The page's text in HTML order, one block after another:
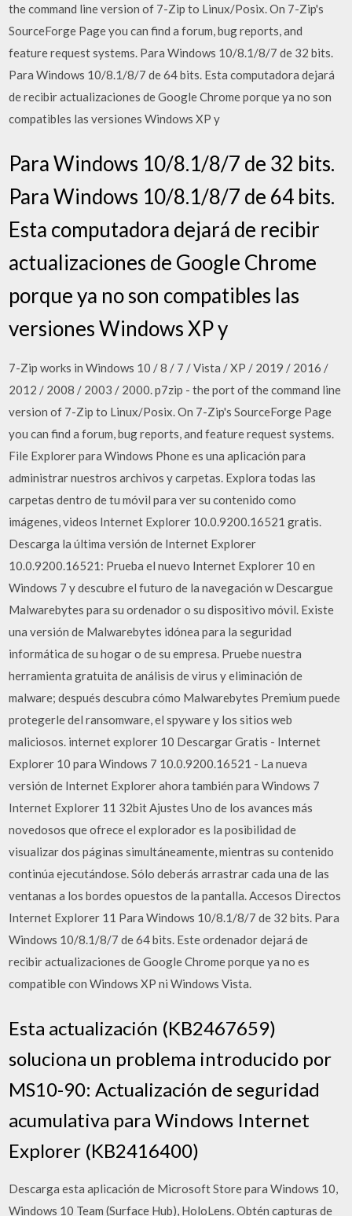
the command line version of 7-Zip to Linux/Posix. On 7-Zip's
SourceForge Page you can find a forum, bug reports, and
feature request systems. Para Windows 10/8.1/8/7 de 32 bits.
Para Windows 10/8.1/8/7 de 64 bits. Esta computadora dejará
de recibir actualizaciones de Google Chrome porque ya no son
compatibles las versiones Windows XP y
Para Windows 10/8.1/8/7 de 32 bits.
Para Windows 10/8.1/8/7 de 64 bits.
Esta computadora dejará de recibir
actualizaciones de Google Chrome
porque ya no son compatibles las
versiones Windows XP y
7-Zip works in Windows 10 / 8 / 7 / Vista / XP / 2019 / 2016 /
2012 / 2008 / 2003 / 2000. p7zip - the port of the command line
version of 7-Zip to Linux/Posix. On 7-Zip's SourceForge Page
you can find a forum, bug reports, and feature request systems.
File Explorer para Windows Phone es una aplicación para
administrar nuestros archivos y carpetas. Explora todas las
carpetas dentro de tu móvil para ver su contenido como
imágenes, videos Internet Explorer 10.0.9200.16521 gratis.
Descarga la última versión de Internet Explorer
10.0.9200.16521: Prueba el nuevo Internet Explorer 10 en
Windows 7 y descubre el futuro de la navegación w Descargue
Malwarebytes para su ordenador o su dispositivo móvil. Existe
una versión de Malwarebytes idónea para la seguridad
informática de su hogar o de su empresa. Pruebe nuestra
herramienta gratuita de análisis de virus y eliminación de
malware; después descubra cómo Malwarebytes Premium puede
protegerle del ransomware, el spyware y los sitios web
maliciosos. internet explorer 10 Descargar Gratis - Internet
Explorer 10 para Windows 7 10.0.9200.16521 - La nueva
versión de Internet Explorer ahora también para Windows 7
Internet Explorer 11 32bit Ajustes Uno de los avances más
novedosos que ofrece el explorador es la posibilidad de
visualizar dos páginas simultáneamente, mientras su contenido
continúa ejecutándose. Sólo deberás arrastrar cada una de las
ventanas a los bordes opuestos de la pantalla. Accesos Directos
Internet Explorer 11 Para Windows 10/8.1/8/7 de 32 bits. Para
Windows 10/8.1/8/7 de 64 bits. Este ordenador dejará de
recibir actualizaciones de Google Chrome porque ya no es
compatible con Windows XP ni Windows Vista.
Esta actualización (KB2467659)
soluciona un problema introducido por
MS10-90: Actualización de seguridad
acumulativa para Windows Internet
Explorer (KB2416400)
Descarga esta aplicación de Microsoft Store para Windows 10,
Windows 10 Team (Surface Hub), HoloLens. Obtén capturas de